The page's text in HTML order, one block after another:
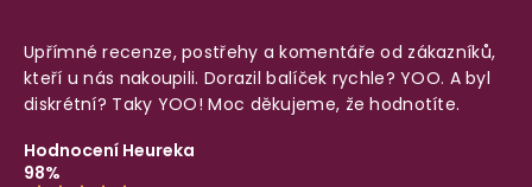
Upřímné recenze, postřehy a komentáře od zákazníků,
kteří u nás nakoupili. Dorazil balíček rychle? YOO. A byl
diskrétní? Taky YOO! Moc děkujeme, že hodnotíte.
Hodnocení Heureka
98%